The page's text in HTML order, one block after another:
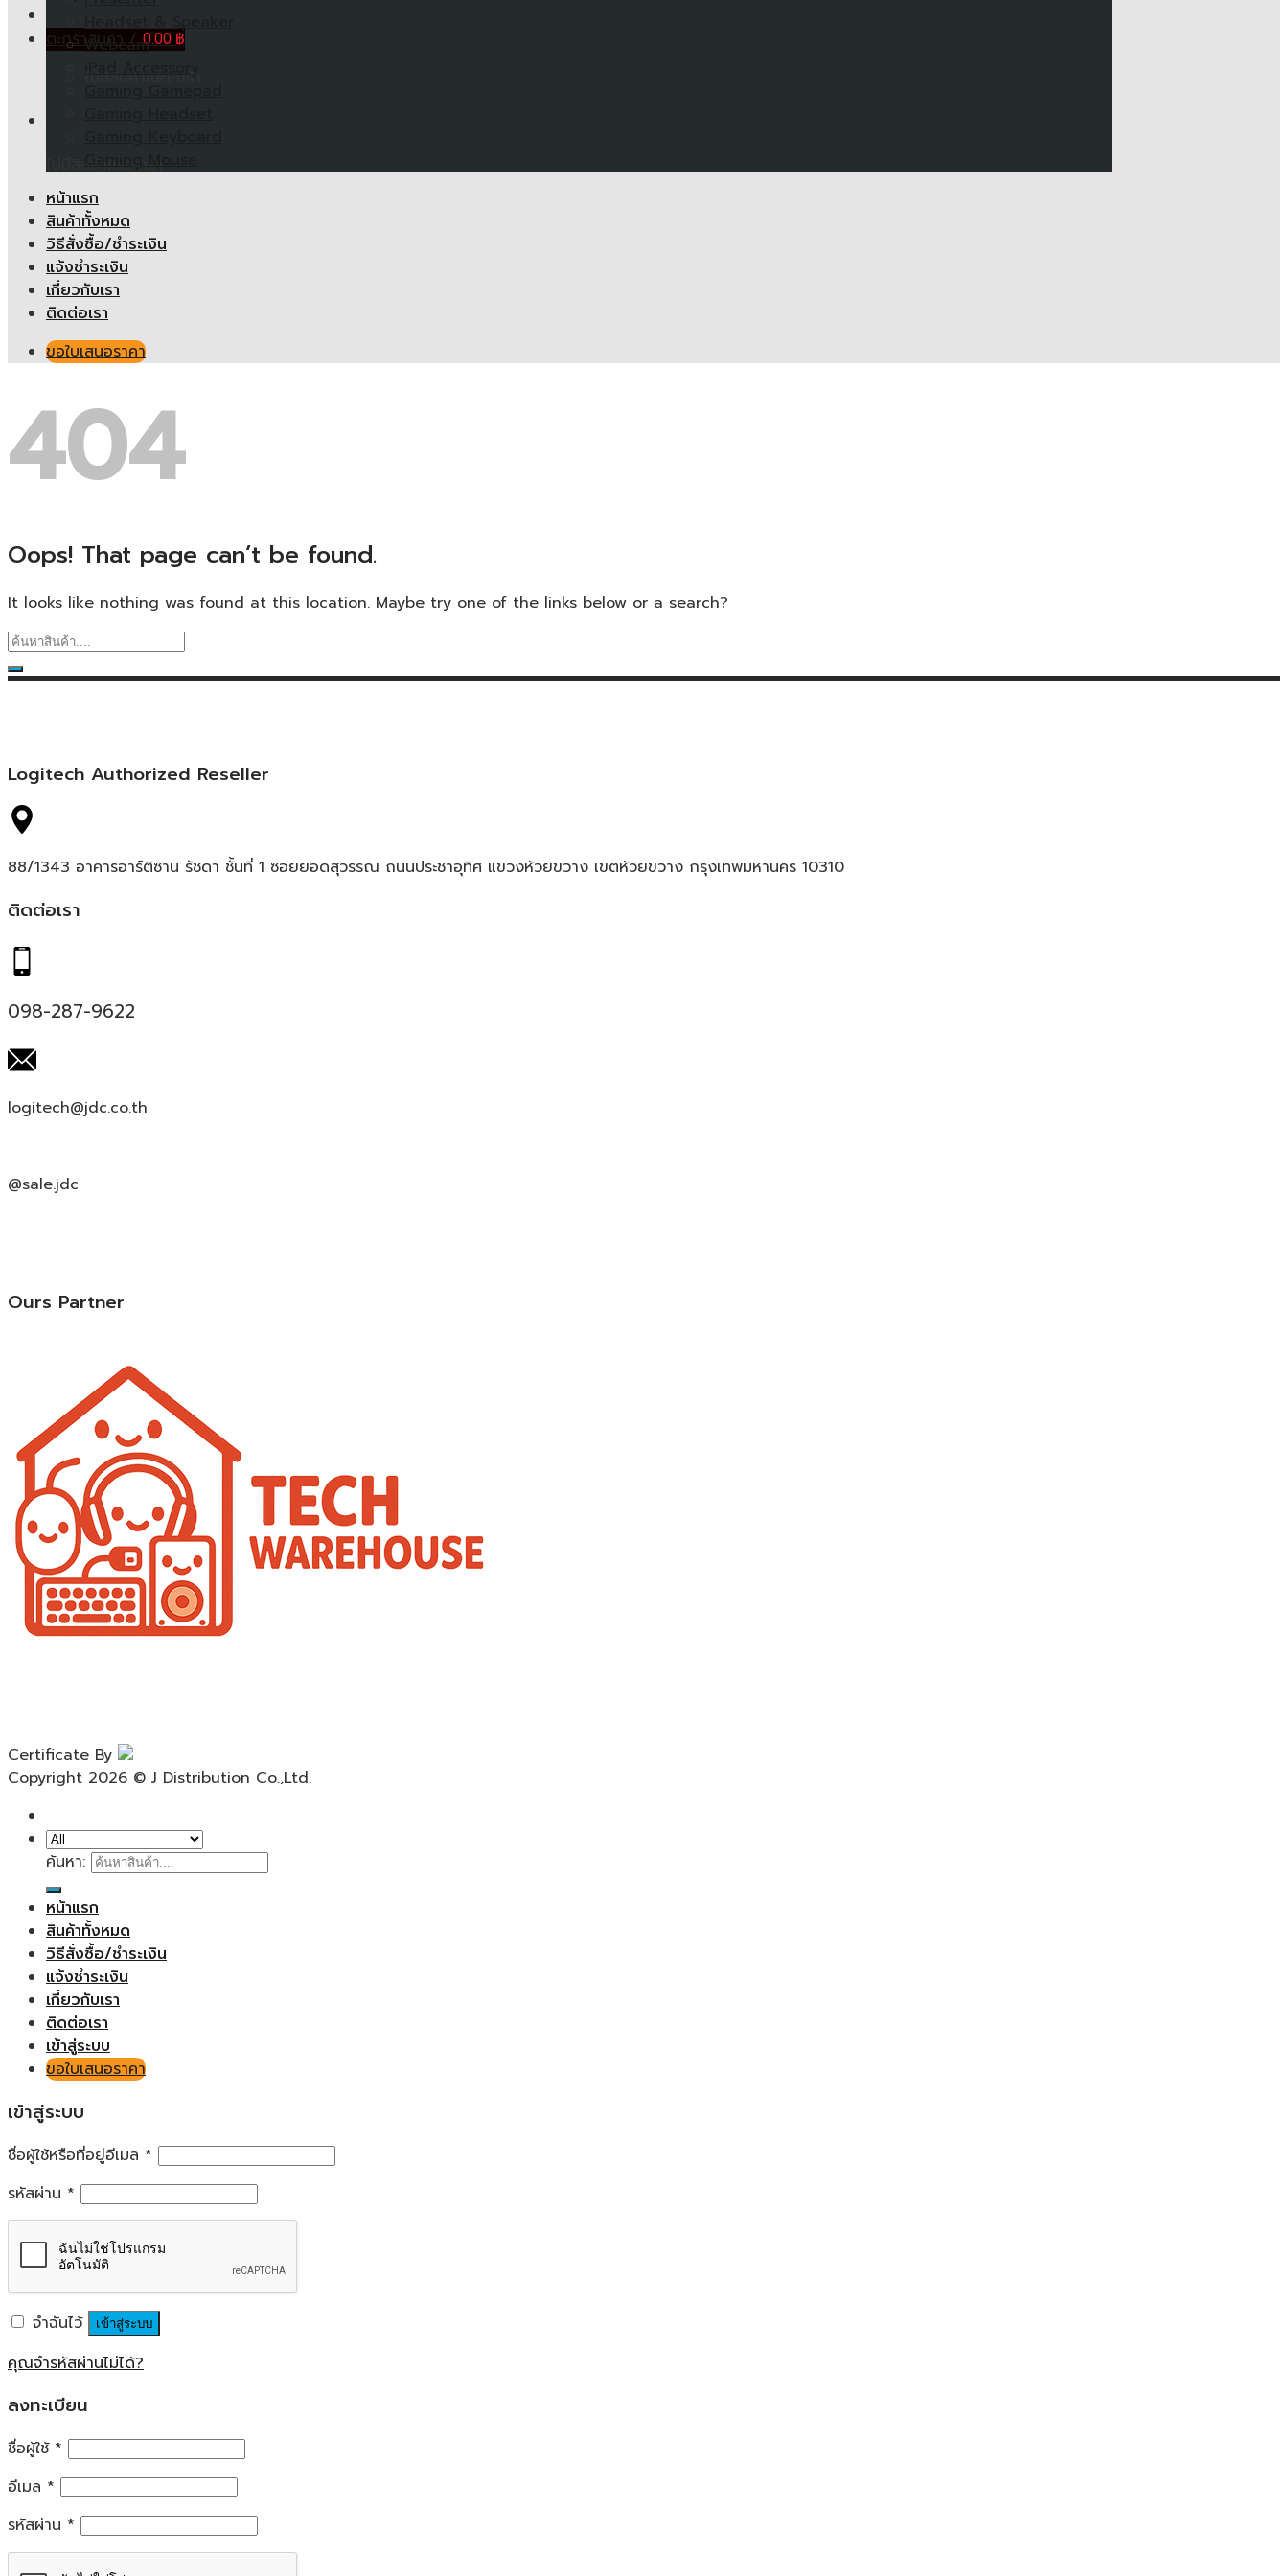
ตะกร้าสินค้า /0.00 ฿
ไม่มีสินค้าในตะกร้า
ไม่มีสินค้าในตะกร้า
Headset & Speaker
Webcam
iPad Accessory
Gaming Mouse
หน้าแรก
สินค้าทั้งหมด
วิธีสั่งซื้อ/ชำระเงิน
แจ้งชำระเงิน
เกี่ยวกับเรา
ติดต่อเรา
ขอใบเสนอราคา
404
Oops! That page can’t be found.
It looks like nothing was found at this location. Maybe try one of the links below or a search?
Logitech Authorized Reseller
88/1343 อาคารอาร์ติซาน รัชดา ชั้นที่ 1 ซอยยอดสุวรรณ ถนนประชาอุทิศ แขวงห้วยขวาง เขตห้วยขวาง กรุงเทพมหานคร 10310
ติดต่อเรา
098-287-9622
logitech@jdc.co.th
@sale.jdc
Ours Partner
Certificate By
Copyright 2026 © J Distribution Co.,Ltd.
ค้นหา:
หน้าแรก
สินค้าทั้งหมด
วิธีสั่งซื้อ/ชำระเงิน
แจ้งชำระเงิน
เกี่ยวกับเรา
ติดต่อเรา
เข้าสู่ระบบ
ขอใบเสนอราคา
เข้าสู่ระบบ
ชื่อผู้ใช้หรือที่อยู่อีเมล *
รหัสผ่าน *
จำฉันไว้ เข้าสู่ระบบ
คุณจำรหัสผ่านไม่ได้?
ลงทะเบียน
ชื่อผู้ใช้ *
อีเมล *
รหัสผ่าน *